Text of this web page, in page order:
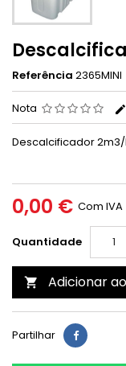
Referência 2365MINI
Nota
Descalcificador
0,00 € Com IVA
Quantidade
 Adicionar
Partilhar